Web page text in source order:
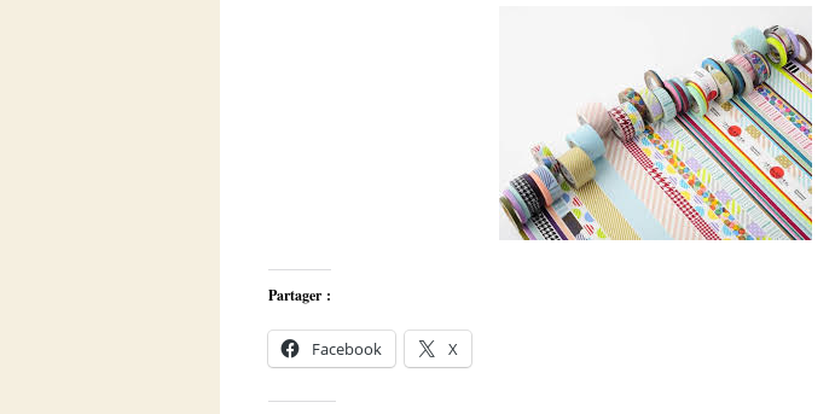
Partager :
Facebook X